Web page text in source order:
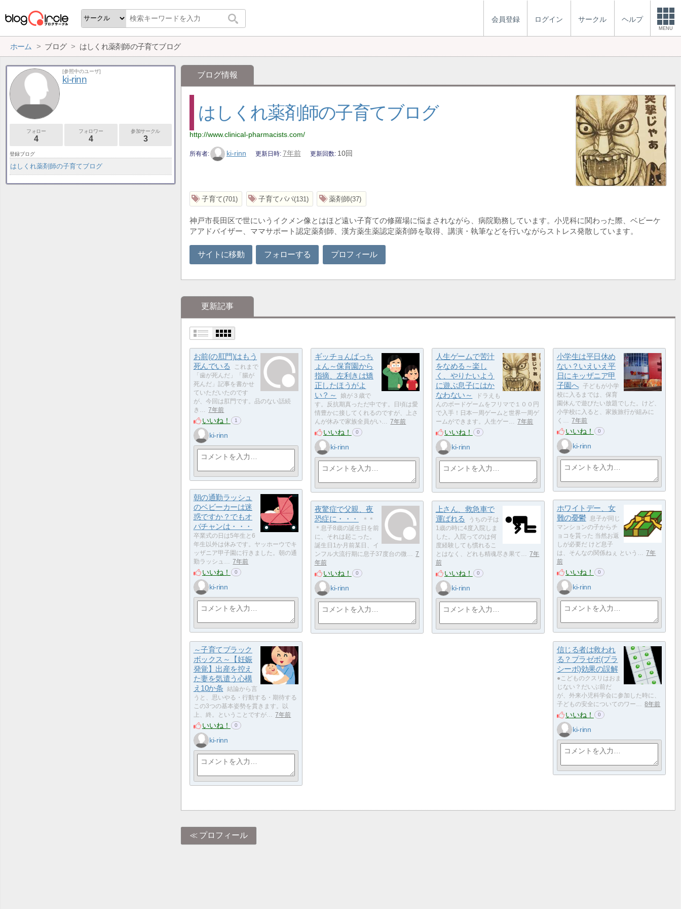
会員登録 ログイン サークル ヘルプ
MENU
ホーム ブログ はしくれ薬剤師の子育てブログ
ブログ情報
はしくれ薬剤師の子育てブログ
http://www.clinical-pharmacists.com/
所有者 ki-rinn 更新日時 7年前 更新回数 10回
子育て 701 子育てパパ 131 薬剤師 37
神戸市長田区で世にいうイクメン像とはほど遠い子育ての修羅場に悩まされながら、病院勤務しています。小児科に関わった際、ベビーケ
アアドバイザー、ママサポート認定薬剤師、漢方薬生薬認定薬剤師を取得、講演・執筆などを行いながらストレス発散しています。
サイトに移動 フォローする プロフィール
更新記事
お前(の肛門)はもう
死んでいる
これまで
「歯が死んだ」「腸が
死んだ」記事を書かせ
ていただいたのです
が、今回は肛門です。品のない話続
き…
7年前
いいね！ 1
ki-rinn
ギッチョんばっち
ょん～保育園から
指摘、左利きは矯
正したほうがよ
い？～
娘が３歳で
す。反抗期真っただ中です。日頃は愛
情豊かに接してくれるのですが、上さ
んが休みで家族全員がい…
7年前
いいね！ 0
ki-rinn
人生ゲームで苦汁
をなめる～楽し
く、やりたいよう
に遊ぶ息子にはか
なわない～
ドラえも
んのボードゲームをフリマで１００円
で入手！日本一周ゲームと世界一周ゲ
ームができます。人生ゲー…
7年前
いいね！ 0
ki-rinn
小学生は平日休め
ない？いえいえ平
日にキッザニア甲
子園へ
子どもが小学
校に入るまでは、保育
園休んで遊びたい放題でした。けど、
小学校に入ると、家族旅行が組みに
く…
7年前
いいね！ 0
ki-rinn
朝の通勤ラッシュ
のベビーカーは迷
惑ですか？でもオ
バチャンは・・・
卒業式の日は5年生と6
年生以外は休みです。ヤッホーウでキ
ッザニア甲子園に行きました。朝の通
勤ラッシュ…
7年前
いいね！ 0
ki-rinn
ホワイトデー、女
難の憂鬱
息子が同じ
マンションの子からチ
ョコを貰った 当然お返
しが必要だ けど息子
は、そんなの関係ねぇ という…
7年
前
いいね！ 0
ki-rinn
夜驚症で父親、夜
恐症に・・・
＊＊
＊息子8歳の誕生日を前
に、それは起こった。
誕生日1か月前某日、イ
ンフル大流行期に息子37度台の微…
7
年前
いいね！ 0
ki-rinn
上さん、救急車で
運ばれる
うちの子は
1歳の時に4度入院しま
した。入院ってのは何
度経験しても慣れるこ
とはなく、どれも精魂尽き果て…
7年
前
いいね！ 0
ki-rinn
～子育てブラック
ボックス～【妊娠
発覚】出産を控え
た妻を気遣う心構
え10か条
結論から言
うと、思いやる・行動する・期待する
この3つの基本姿勢を貫きます。以
上、終。ということですが…
7年前
いいね！ 0
ki-rinn
信じる者は救われ
る？プラゼボ(プラ
シーボ)効果の誤解
●こどものクスリはおま
じない？だいぶ前だ
が、外来小児科学会に参加した時に、
子どもの安全についてのワー… 8年前
いいね！ 0
ki-rinn
プロフィール
[参照中のユーザ]
ki-rinn
フォロー
4
フォロワー
4
参加サークル
3
登録ブログ
はしくれ薬剤師の子育てブログ